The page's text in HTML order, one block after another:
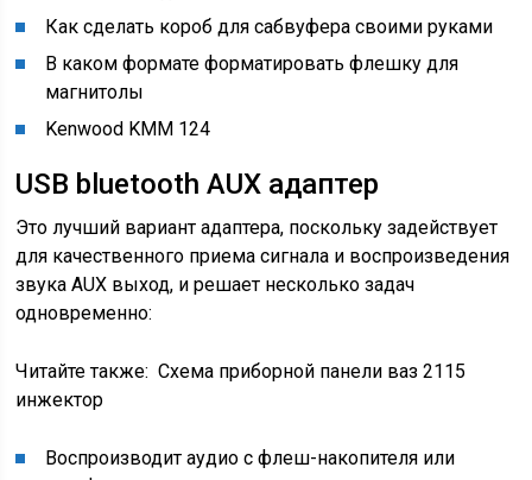
Как сделать короб для сабвуфера своими руками
В каком формате форматировать флешку для
магнитолы
Kenwood KMM 124
USB bluetooth AUX адаптер
Это лучший вариант адаптера, поскольку задействует
для качественного приема сигнала и воспроизведения
звука AUX выход, и решает несколько задач
одновременно:
Читайте также: Схема приборной панели ваз 2115
инжектор
Воспроизводит аудио с флеш-накопителя или